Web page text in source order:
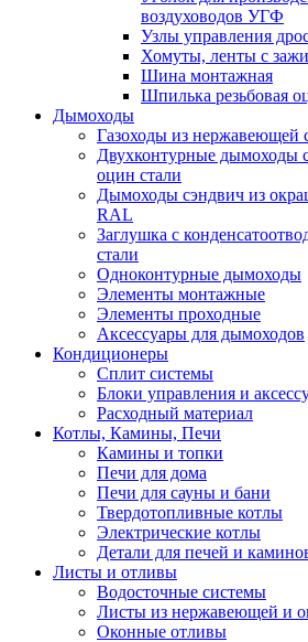
воздуховодов УГФ
Узлы управления
Хомуты, ленты с
Шина монтажная
Шпилька резьбовая
Дымоходы
Газоходы из нержавеющей
Двухконтурные дымоходы
оцин стали
Дымоходы сэндвич из
RAL
Заглушка с
стали
Одноконтурные дымоходы
Элементы монтажные
Элементы проходные
Аксессуары для дымоходов
Кондиционеры
Сплит системы
Блоки управления и
Расходный материал
Котлы, Камины, Печи
Камины и топки
Печи для дома
Печи для сауны и бани
Твердотопливные котлы
Электрические котлы
Детали для печей и
Листы и отливы
Водосточные системы
Листы из нержавеющей и
Оконные отливы